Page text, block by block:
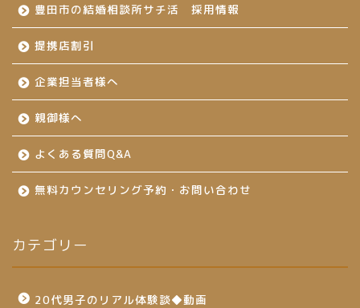
豊田市の結婚相談所サチ活 採用情報
提携店割引
企業担当者様へ
親御様へ
よくある質問Q&A
無料カウンセリング予約・お問い合わせ
カテゴリー
20代男子のリアル体験談◆動画